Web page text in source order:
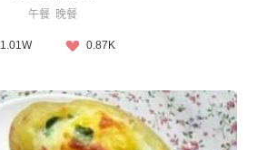
午餐 晚餐
1.01W 0.87K